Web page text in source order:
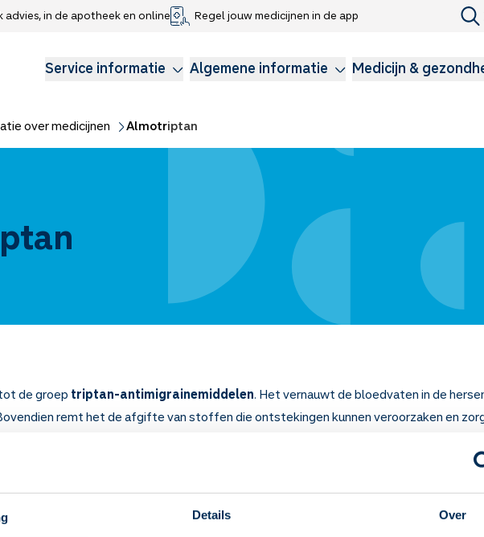
Details Over
advies, in de apotheek en online Regel jouw medicijnen in de app
Service informatie Algemene informatie Medicijn &
Webshop
gegevens delen
Klachtenregeling
voor kinderen
Longzorg
over medicijnen Almotriptan
de groep triptan-antimigrainemiddelen. Het vernauwt de bloedvaten in de
remt het de afgifte van stoffen die ontstekingen kunnen veroorzaken en
te weten over Almotriptan
de bloedvaten en zenuwen in de hersenen.